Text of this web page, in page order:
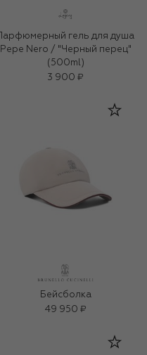
Парфюмерный гель для душа
Pepe Nero / "Черный перец"
(500ml)
3 900 ₽
Бейсболка
49 950 ₽